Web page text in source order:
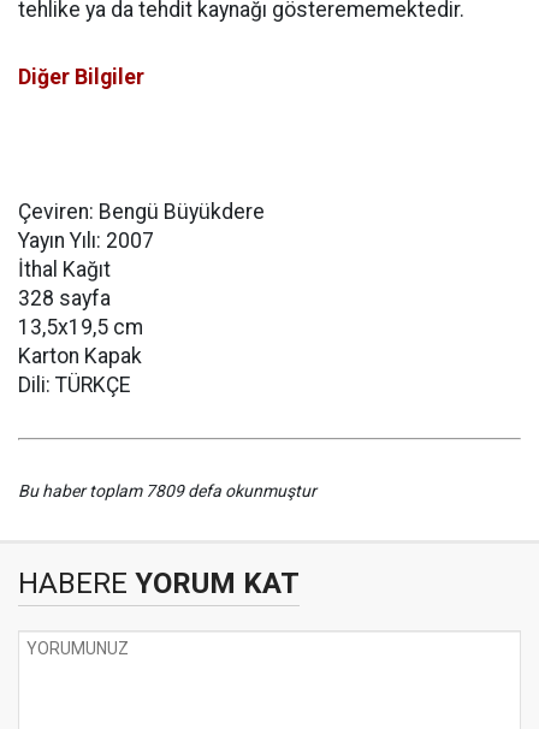
tehlike ya da tehdit kaynağı gösterememektedir.
Diğer Bilgiler
Çeviren: Bengü Büyükdere
Yayın Yılı: 2007
İthal Kağıt
328 sayfa
13,5x19,5 cm
Karton Kapak
Dili: TÜRKÇE
Bu haber toplam 7809 defa okunmuştur
HABERE YORUM KAT